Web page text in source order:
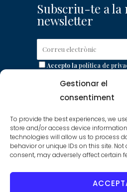
Gestionar el
consentiment
To provide the best experiences, we
store and/or access device
technologies will allow us to process
behavior or unique IDs on this site.
consent, may adversely affect certain
Subscriu-te a la
newsletter
Accepto lapolítica de
Accés a la
de Licitació
Gerència Urbanística Port